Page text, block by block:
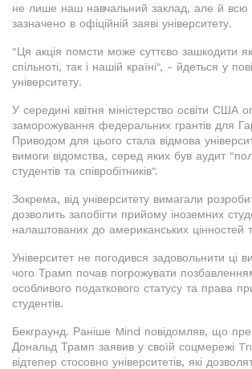
не лише наш навчальний заклад, але й всю
зазначено в офіційній заяві університету.
"Ця акція помсти може суттєво зашкодити як
спільноті, так і нашій країні", - йдеться у
університету.
У середині квітня міністерство освіти США
заморожування федеральних грантів для
Приводом для цього стала відмова
вимоги відомства, серед яких був аудит
студентів та співробітників".
Зокрема, від університету вимагали
дозволить запобігти прийому іноземних
налаштованих до американських цінностей
Університет не погодився задовольнити ці
чого Трамп почав погрожувати
особливого податкового статусу та права
студентів.
Бекграунд. Раніше Mind повідомляв, що
Дональд Трамп заявив у своїй соцмережі
відтепер стосовно університетів, які